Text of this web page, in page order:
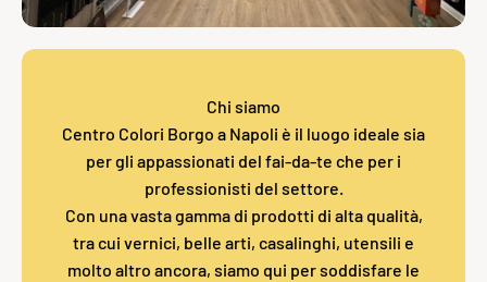
Chi siamo
Centro Colori Borgo a Napoli è il luogo ideale sia
per gli appassionati del fai-da-te che per i
professionisti del settore.
Con una vasta gamma di prodotti di alta qualità,
tra cui vernici, belle arti, casalinghi, utensili e
molto altro ancora, siamo qui per soddisfare le